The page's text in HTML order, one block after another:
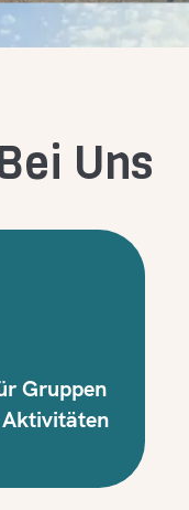
Uns
Gruppen
Aktivitäten